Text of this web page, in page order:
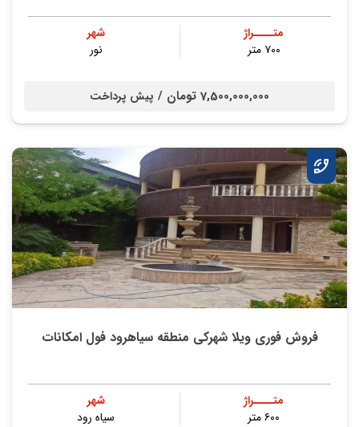
متــــراژ
۷۰۰ متر
شهر
نور
7,500,000,000 تومان / پیش پرداخت
فروش فوری ویلا شهرکی منطقه سیاهرود فول امکانات
متــــراژ
۶۰۰ متر
شهر
سیاه رود